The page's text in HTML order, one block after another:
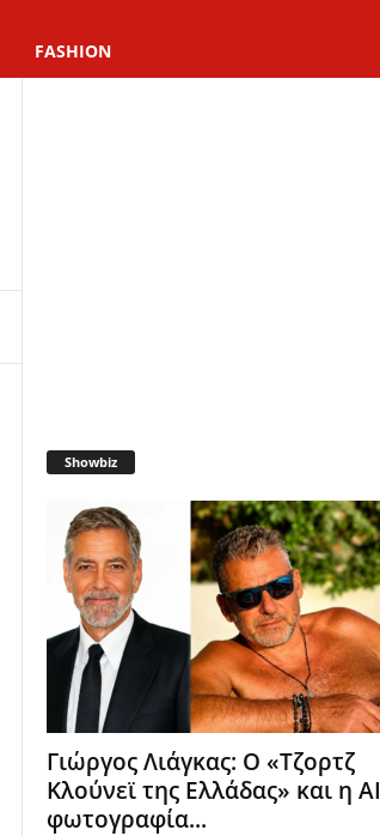
FASHION
Showbiz
Γιώργος Λιάγκας: Ο «Τζορτζ
Κλούνεϊ της Ελλάδας» και η AI
φωτογραφία...